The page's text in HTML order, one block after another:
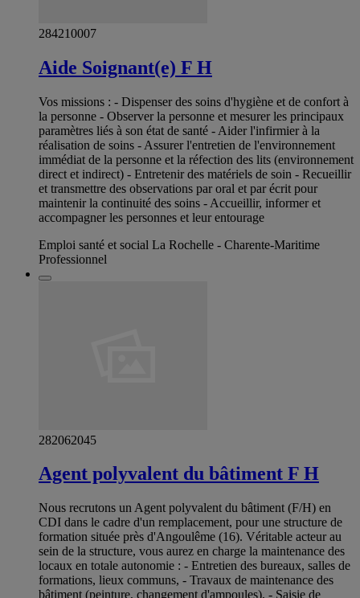
284210007
Aide Soignant(e) F H
Vos missions : - Dispenser des soins d'hygiène et de confort à
la personne - Observer la personne et mesurer les principaux
paramètres liés à son état de santé - Aider l'infirmier à la
réalisation de soins - Assurer l'entretien de l'environnement
immédiat de la personne et la réfection des lits (environnement
direct et indirect) - Entretenir des matériels de soin - Recueillir
et transmettre des observations par oral et par écrit pour
maintenir la continuité des soins - Accueillir, informer et
accompagner les personnes et leur entourage
Emploi santé et social La Rochelle - Charente-Maritime
Professionnel
282062045
Agent polyvalent du bâtiment F H
Nous recrutons un Agent polyvalent du bâtiment (F/H) en
CDI dans le cadre d'un remplacement, pour une structure de
formation située près d'Angoulême (16). Véritable acteur au
sein de la structure, vous aurez en charge la maintenance des
locaux en totale autonomie : - Entretien des bureaux, salles de
formations, lieux communs, - Travaux de maintenance des
bâtiment (peinture, changement d'ampoules), - Saisie de